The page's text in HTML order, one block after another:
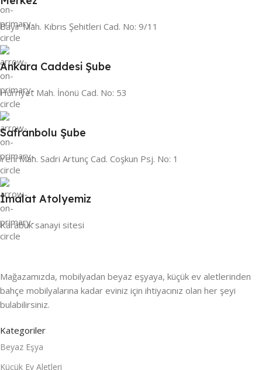
Bayır Mah. Kıbrıs Şehitleri Cad. No: 9/11
Ankara Caddesi Şube
Hürriyet Mah. İnönü Cad. No: 53
Safranbolu Şube
Yeni Mah. Sadri Artunç Cad. Coşkun Psj. No: 1
İmalat Atolyemiz
Karabük sanayi sitesi
Mağazamızda, mobilyadan beyaz eşyaya, küçük ev aletlerinden
bahçe mobilyalarına kadar eviniz için ihtiyacınız olan her şeyi
bulabilirsiniz.
Kategoriler
Beyaz Eşya
Küçük Ev Aletleri